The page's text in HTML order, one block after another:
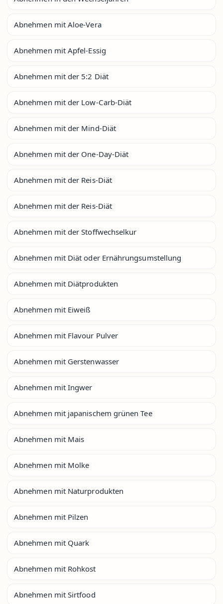
Abnehmen mit Aloe-Vera
Abnehmen mit Apfel-Essig
Abnehmen mit der 5:2 Diät
Abnehmen mit der Low-Carb-Diät
Abnehmen mit der Mind-Diät
Abnehmen mit der One-Day-Diät
Abnehmen mit der Reis-Diät
Abnehmen mit der Reis-Diät
Abnehmen mit der Stoffwechselkur
Abnehmen mit Diät oder Ernährungsumstellung
Abnehmen mit Diätprodukten
Abnehmen mit Eiweiß
Abnehmen mit Flavour Pulver
Abnehmen mit Gerstenwasser
Abnehmen mit Ingwer
Abnehmen mit japanischem grünen Tee
Abnehmen mit Mais
Abnehmen mit Molke
Abnehmen mit Naturprodukten
Abnehmen mit Pilzen
Abnehmen mit Quark
Abnehmen mit Rohkost
Abnehmen mit Sirtfood